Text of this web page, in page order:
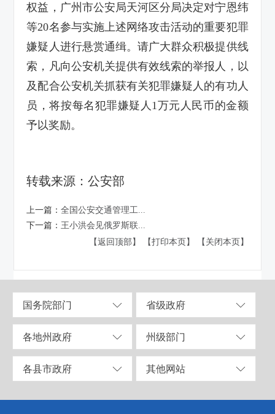
权益，广州市公安局天河区分局决定对宁恩纬
等20名参与实施上述网络攻击活动的重要犯罪
嫌疑人进行悬赏通缉。请广大群众积极提供线
索，凡向公安机关提供有效线索的举报人，以
及配合公安机关抓获有关犯罪嫌疑人的有功人
员，将按每名犯罪嫌疑人1万元人民币的金额
予以奖励。
转载来源：公安部
上一篇：全国公安交通管理工...
下一篇： 王小洪会见俄罗斯联...
【返回顶部】
【打印本页】 【关闭本页】
国务院部门 省级政府
各地州政府 州级部门
各县市政府 其他网站